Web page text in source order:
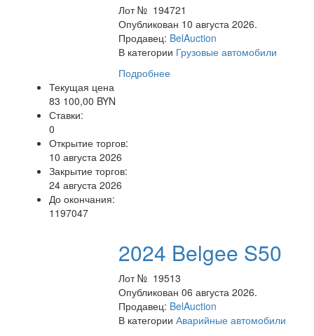
Лот № 194721
Опубликован 10 августа 2026.
Продавец: BelAuction
В категории Грузовые автомобили
Подробнее
Текущая цена
83 100,00 BYN
Ставки:
0
Открытие торгов:
10 августа 2026
Закрытие торгов:
24 августа 2026
До окончания:
1197047
2024 Belgee S50
Лот № 19513
Опубликован 06 августа 2026.
Продавец: BelAuction
В категорииАварийные автомобили